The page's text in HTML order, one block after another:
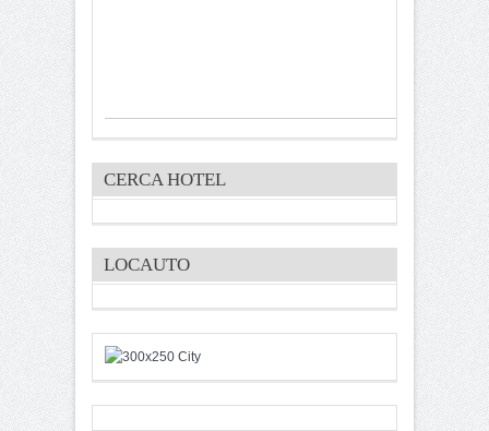
CERCA HOTEL
LOCAUTO